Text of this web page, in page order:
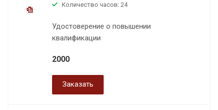
Количество часов: 24
Удостоверение о повышении
квалификации
2000
Заказать